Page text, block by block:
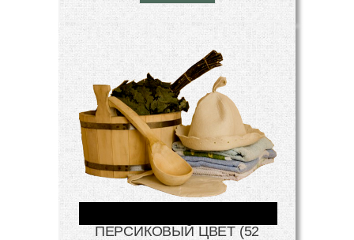
ПЕРСИКОВЫЙ ЦВЕТ (52